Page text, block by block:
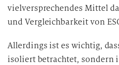
vielversprechendes Mittel
und Vergleichbarkeit von
Allerdings ist es wichtig,
isoliert betrachtet,